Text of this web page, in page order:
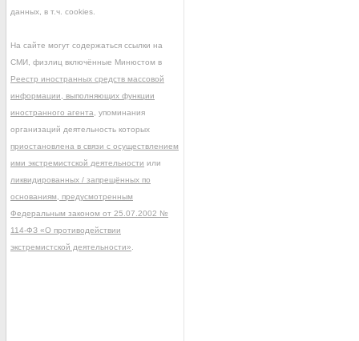
данных, в т.ч. cookies.
На сайте могут содержаться ссылки на
СМИ, физлиц включённые Минюстом в
Реестр иностранных средств массовой
информации, выполняющих функции
иностранного агента , упоминания
организаций деятельность которых
приостановлена в связи с осуществлением
ими экстремистской деятельности или
ликвидированных / запрещённых по
основаниям, предусмотренным
Федеральным законом от 25.07.2002 №
114-ФЗ «О противодействии
экстремистской деятельности»